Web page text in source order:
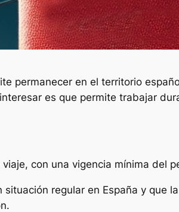
permanecer en el territorio
es que permite trabajar
con una vigencia mínima del
regular en España y que